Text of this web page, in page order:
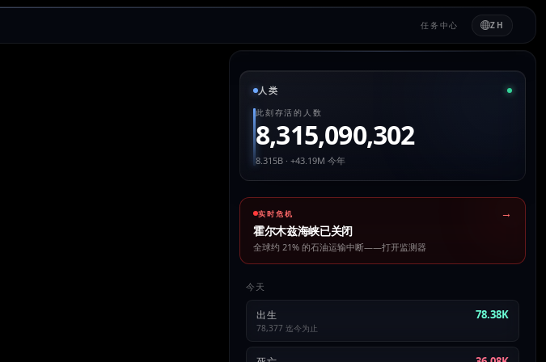
任务中心 ZH
人类
此刻存活的人数
8,315,090,302
8.315B · +43.19M 今年
实时危机
→
霍尔木兹海峡已关闭
全球约 21% 的石油运输中断——打开监测器
今天
出生 78.38K
78,377 迄今为止